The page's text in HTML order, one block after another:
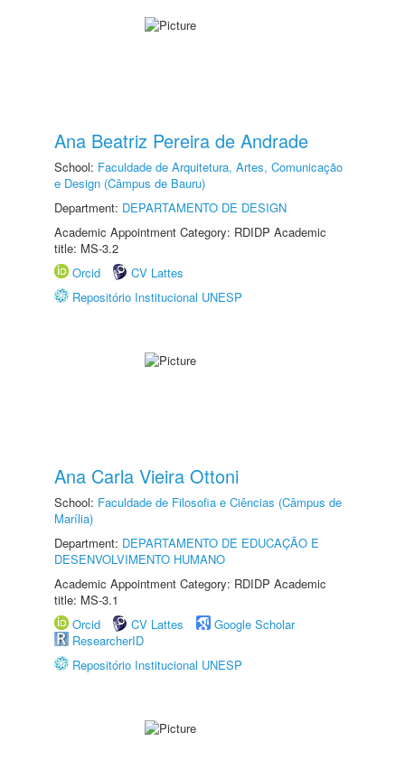
Ana Beatriz Pereira de Andrade
School: Faculdade de Arquitetura, Artes, Comunicação
e Design (Câmpus de Bauru)
Department: DEPARTAMENTO DE DESIGN
Academic Appointment Category: RDIDP Academic
title: MS-3.2
Orcid
CV Lattes
Repositório Institucional UNESP
Ana Carla Vieira Ottoni
School: Faculdade de Filosofia e Ciências (Câmpus de
Marília)
Department: DEPARTAMENTO DE EDUCAÇÃO E
DESENVOLVIMENTO HUMANO
Academic Appointment Category: RDIDP Academic
title: MS-3.1
Orcid
CV Lattes
Google Scholar
ResearcherID
Repositório Institucional UNESP